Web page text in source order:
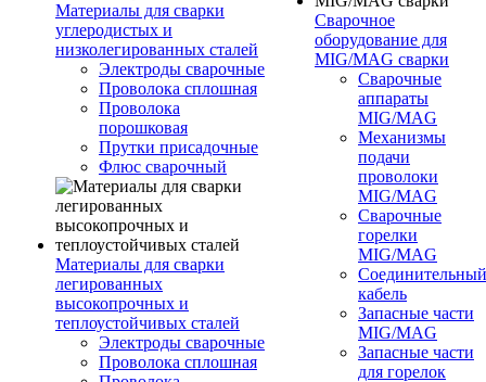
Материалы для сварки
углеродистых и
низколегированных сталей
Электроды сварочные
Проволока сплошная
Проволока
порошковая
Прутки присадочные
Флюс сварочный
Материалы для сварки
легированных
высокопрочных и
теплоустойчивых сталей
Электроды сварочные
Проволока сплошная
Сварочное
оборудование для
MIG/MAG сварки
Сварочные
аппараты
MIG/MAG
Механизмы
подачи
проволоки
MIG/MAG
Сварочные
горелки
MIG/MAG
Соединительный
кабель
Запасные части
MIG/MAG
Запасные части
для горелок